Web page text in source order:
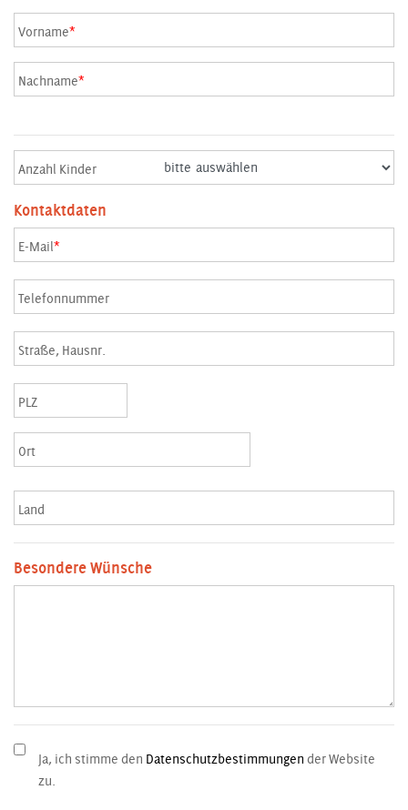
Vorname*
Nachname*
Anzahl Kinder
Kontaktdaten
E-Mail*
Telefonnummer
Straße, Hausnr.
PLZ
Ort
Land
Besondere Wünsche
Ja, ich stimme den Datenschutzbestimmungender Website
zu.